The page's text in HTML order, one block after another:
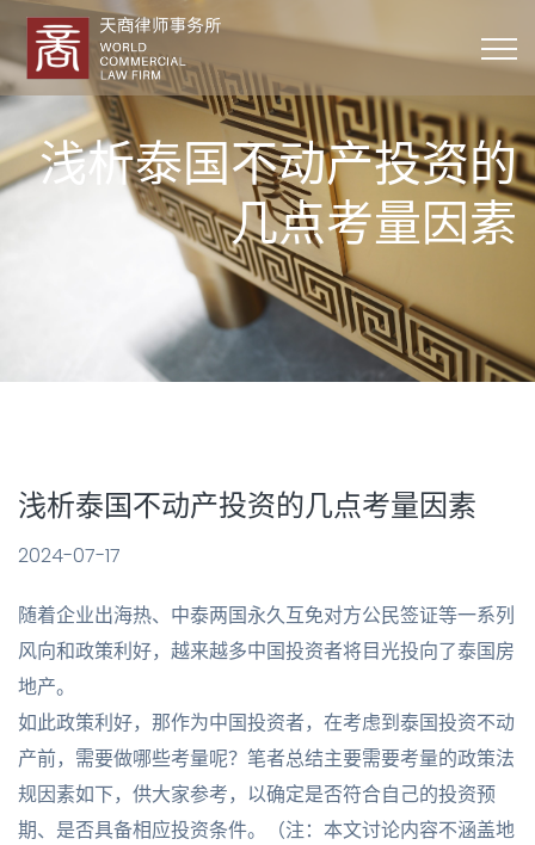
浅析泰国不动产投资的
几点考量因素
浅析泰国不动产投资的几点考量因素
2024-07-17
随着企业出海热、中泰两国永久互免对方公民签证等一系列
风向和政策利好，越来越多中国投资者将目光投向了泰国房
地产。
如此政策利好，那作为中国投资者，在考虑到泰国投资不动
产前，需要做哪些考量呢？笔者总结主要需要考量的政策法
规因素如下，供大家参考，以确定是否符合自己的投资预
期、是否具备相应投资条件。（注：本文讨论内容不涵盖地